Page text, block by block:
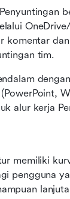
komentar
tim.
alur kerja
memiliki
pengguna